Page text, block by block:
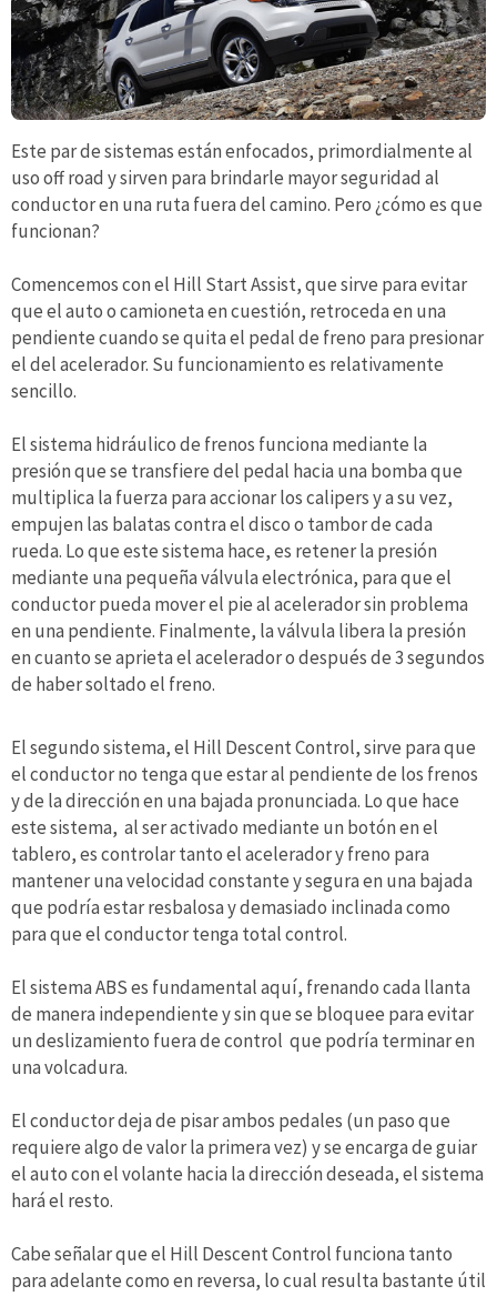
Este par de sistemas están enfocados, primordialmente al
uso off road y sirven para brindarle mayor seguridad al
conductor en una ruta fuera del camino. Pero ¿cómo es que
funcionan?
Comencemos con el Hill Start Assist, que sirve para evitar
que el auto o camioneta en cuestión, retroceda en una
pendiente cuando se quita el pedal de freno para presionar
el del acelerador. Su funcionamiento es relativamente
sencillo.
El sistema hidráulico de frenos funciona mediante la
presión que se transfiere del pedal hacia una bomba que
multiplica la fuerza para accionar los calipers y a su vez,
empujen las balatas contra el disco o tambor de cada
rueda. Lo que este sistema hace, es retener la presión
mediante una pequeña válvula electrónica, para que el
conductor pueda mover el pie al acelerador sin problema
en una pendiente. Finalmente, la válvula libera la presión
en cuanto se aprieta el acelerador o después de 3 segundos
de haber soltado el freno.
El segundo sistema, el Hill Descent Control, sirve para que
el conductor no tenga que estar al pendiente de los frenos
y de la dirección en una bajada pronunciada. Lo que hace
este sistema, al ser activado mediante un botón en el
tablero, es controlar tanto el acelerador y freno para
mantener una velocidad constante y segura en una bajada
que podría estar resbalosa y demasiado inclinada como
para que el conductor tenga total control.
El sistema ABS es fundamental aquí, frenando cada llanta
de manera independiente y sin que se bloquee para evitar
un deslizamiento fuera de control que podría terminar en
una volcadura.
El conductor deja de pisar ambos pedales (un paso que
requiere algo de valor la primera vez) y se encarga de guiar
el auto con el volante hacia la dirección deseada, el sistema
hará el resto.
Cabe señalar que el Hill Descent Control funciona tanto
para adelante como en reversa, lo cual resulta bastante útil